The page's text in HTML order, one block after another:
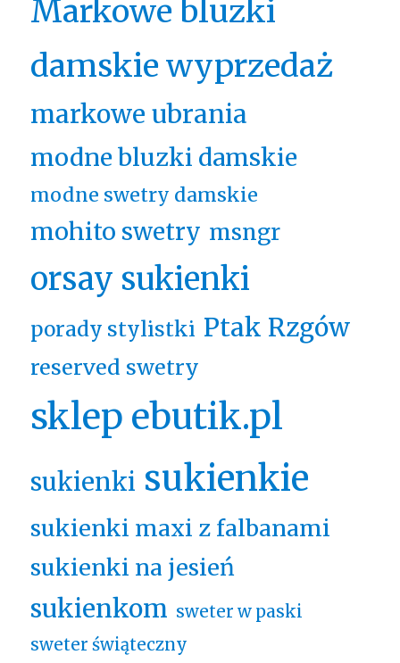
Markowe bluzki
damskie wyprzedaż
markowe ubrania
modne bluzki damskie
modne swetry damskie
mohito swetry msngr
orsay sukienki
porady stylistki Ptak Rzgów
reserved swetry
sklep ebutik.pl
sukienki sukienkie
sukienki maxi z falbanami
sukienki na jesień
sukienkom sweter w paski
sweter świąteczny